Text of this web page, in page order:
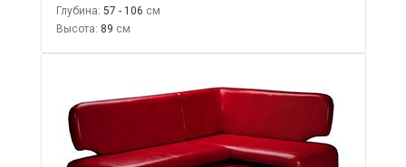
Глубина: 57 - 106
Высота: 89